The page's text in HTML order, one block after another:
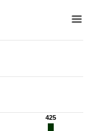
425
425